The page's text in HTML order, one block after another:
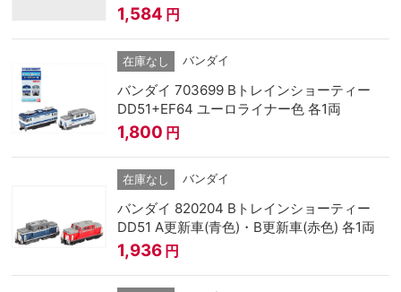
1,584 円
在庫なし バンダイ
バンダイ 703699 Bトレインショーティー
DD51+EF64 ユーロライナー色 各1両
1,800 円
在庫なし バンダイ
バンダイ 820204 Bトレインショーティー
DD51 A更新車(青色)・B更新車(赤色) 各1両
1,936 円